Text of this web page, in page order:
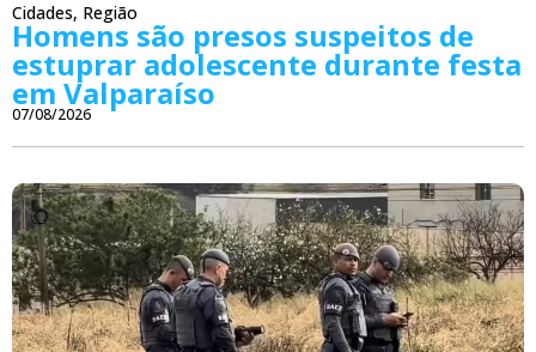
Cidades, Região
Homens são presos suspeitos de
estuprar adolescente durante festa
em Valparaíso
07/08/2026